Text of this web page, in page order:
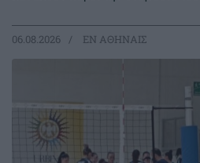
06.08.2026 EΝ ΑΘΗΝΑΙΣ